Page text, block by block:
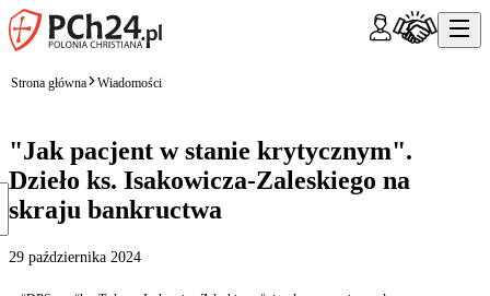
Strona główna Wiadomości
"Jak pacjent w stanie krytycznym".
Dzieło ks. Isakowicza-Zaleskiego na
skraju bankructwa
29 października 2024